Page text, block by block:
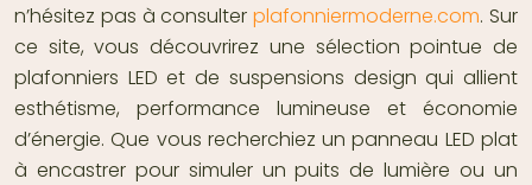
n’hésitez pas à consulterplafonniermoderne.com. Sur
ce site, vous découvrirez une sélection pointue de
plafonniers LED et de suspensions design qui allient
esthétisme, performance lumineuse et économie
d’énergie. Que vous recherchiez un panneau LED plat
à encastrer pour simuler un puits de lumière ou un